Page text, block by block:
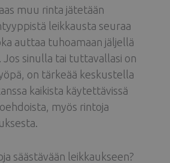
muu rinta jätetään
leikkausta seuraa
auttaa tuhoamaan jäljellä
sinulla tai tuttavallasi on
on tärkeää keskustella
kaikista käytettävissä
myös rintoja
säästävään leikkaukseen?